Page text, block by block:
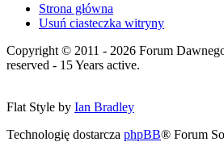
Strona główna
Usuń ciasteczka witryny
Copyright © 2011 - 2026 Forum
reserved - 15 Years active.
Flat Style by Ian Bradley
Technologię dostarcza phpBB® Forum